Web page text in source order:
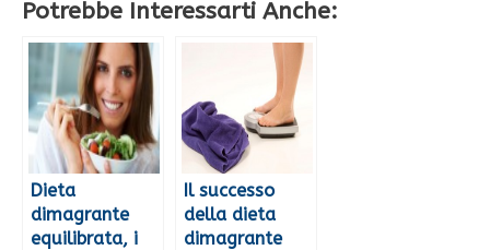
Potrebbe Interessarti Anche:
Dieta
dimagrante
equilibrata, i
Il successo
della dieta
dimagrante